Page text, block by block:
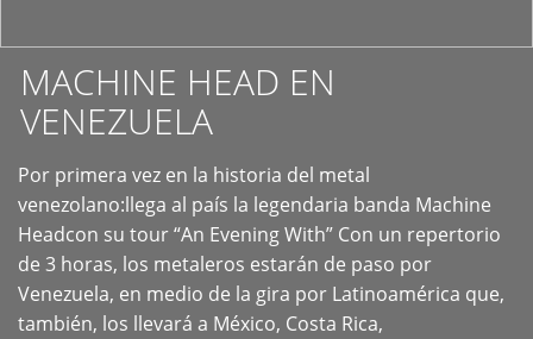
MACHINE HEAD EN
VENEZUELA
Por primera vez en la historia del metal
venezolano:llega al país la legendaria banda Machine
Headcon su tour “An Evening With” Con un repertorio
de 3 horas, los metaleros estarán de paso por
Venezuela, en medio de la gira por Latinoamérica que,
también, los llevará a México, Costa Rica,
+